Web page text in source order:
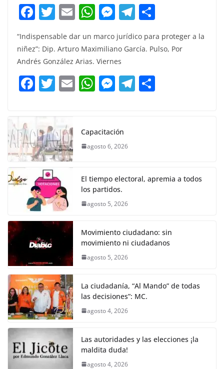
F
a
c
e
b
o
k
T
w
itt
er
E
m
ai
l
W
h
at
s
A
p
M
e
ss
e
n
g
T
el
e
a
m
m
“Indispensable dar un marco jurídico para proteger a la
niñez”: Dip. Arturo Maximiliano García. Pulso, Por
Andrés González Arias. Viernes
F
a
c
e
b
o
o
k
T
w
itt
er
E
m
W
h
s
A
p
M
e
e
n
er
T
el
Capacitación
agosto 6, 2026
El tiempo electoral, apremia a todos
los partidos.
agosto 5, 2026
Movimiento ciudadano: sin
movimiento ni ciudadanos
agosto 5, 2026
La ciudadanía, “Al Mando” de todas
las decisiones”: MC.
agosto 4, 2026
Las autoridades y las elecciones ¡la
maldita duda!
agosto 4, 2026